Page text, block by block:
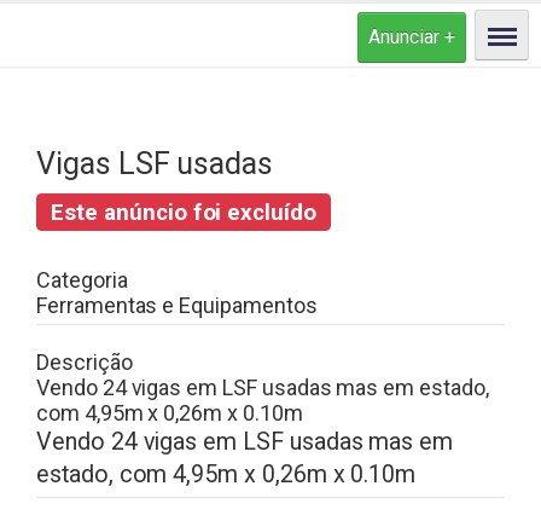
Vigas LSF usadas
Este anúncio foi excluído
Categoria
Ferramentas e Equipamentos
Descrição
Vendo 24 vigas em LSF usadas mas em estado,
com 4,95m x 0,26m x 0.10m
Vendo 24 vigas em LSF usadas mas em
estado, com 4,95m x 0,26m x 0.10m